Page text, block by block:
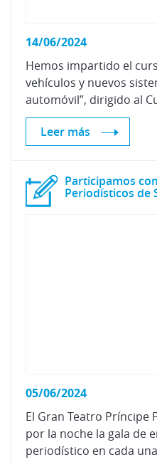
14/06/2024
Hemos impartido el
vehículos y nuevos
automóvil”, dirigido al
Leer más
Participamos
05/06/2024
El Gran Teatro Príncipe
por la noche la gala de